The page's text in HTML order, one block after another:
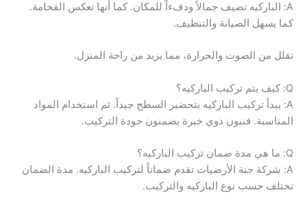
A: الباركيه تضيف جمالاً ودفءاً للمكان. كما أنها تعكس الفخامة.
كما يسهل الصيانة والتنظيف.
تقلل من الصوت والحرارة، مما يزيد من راحة المنزل.
Q: كيف يتم تركيب الباركيه؟
A: يبدأ تركيب الباركيه بتحضير السطح جيداً. ثم استخدام المواد
المناسبة. فنيون ذوي خبرة يضمنون جودة التركيب.
Q: ما هي مدة ضمان تركيب الباركيه؟
A: شركة جنة الأرضيات تقدم ضماناً لتركيب الباركيه. مدة الضمان
تختلف حسب نوع الباركيه والتركيب.